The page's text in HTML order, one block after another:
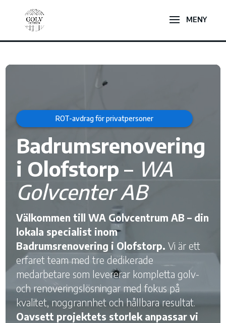
Videospelare
ROT-avdrag för privatpersoner
Badrumsrenovering
i Olofstorp – WA
Golvcenter AB
Välkommen till WA Golvcentrum AB – din
lokala specialist inom
Badrumsrenovering i Olofstorp. Vi är ett
erfaret team med tre dedikerade
medarbetare som levererar kompletta golv-
och renoveringslösningar med fokus på
kvalitet, noggrannhet och hållbara resultat.
Oavsett projektets storlek anpassar vi